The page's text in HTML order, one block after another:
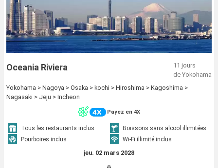
Oceania Riviera
11 jours
de Yokohama
Yokohama > Nagoya > Osaka > kochi > Hiroshima > Kagoshima >
Nagasaki > Jeju > Incheon
Payez en 4X
Tous les restaurants inclus
Boissons sans alcool illimitées
Pourboires inclus
Wi-Fi illimité inclus
jeu. 02 mars 2028